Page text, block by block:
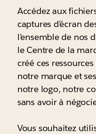
Accédez aux
captures d’écran
l’ensemble de nos
le Centre de la
créé ces
notre marque et
notre logo, notre
sans avoir à
Vous souhaitez